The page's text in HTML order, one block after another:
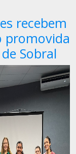
recebem
promovida
Sobral